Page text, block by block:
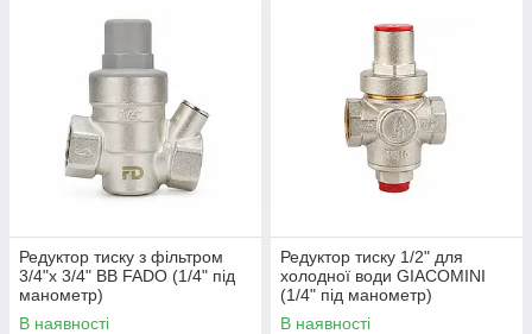
Редуктор тиску з фільтром
3/4"x 3/4" ВВ FADO (1/4" під
манометр)
В наявності
Редуктор тиску 1/2" для
холодної води GIACOMINI
(1/4" під манометр)
В наявності